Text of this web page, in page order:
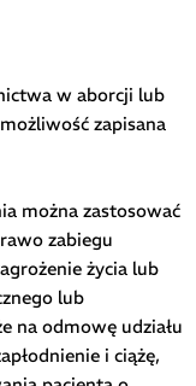
w aborcji lub
zapisana
można zastosować
zabiegu
życia lub
lub
na odmowę udziału
i ciążę,